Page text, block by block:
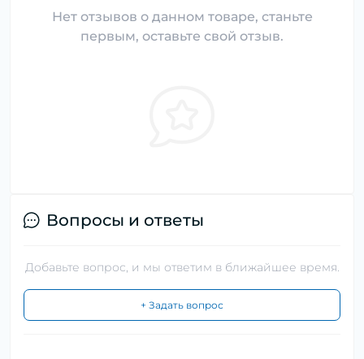
Нет отзывов о данном товаре, станьте
первым, оставьте свой отзыв.
Вопросы и ответы
Добавьте вопрос, и мы ответим в ближайшее время.
+ Задать вопрос